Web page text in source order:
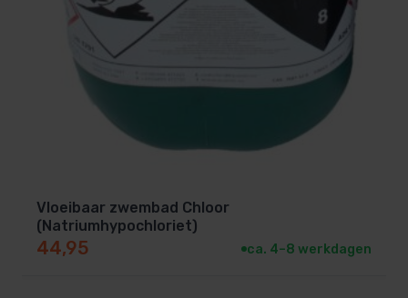
Vloeibaar zwembad Chloor
(Natriumhypochloriet)
44,95 ca. 4–8 werkdagen